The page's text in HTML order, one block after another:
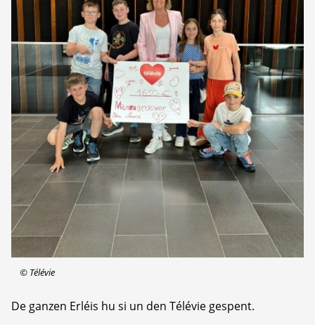
© Télévie
De ganzen Erléis hu si un den Télévie gespent.